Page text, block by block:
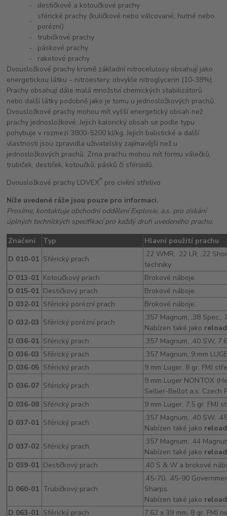
-
destičkové a kotoučkové prachy
-
sférické prachy (kuličkové nebo válcované, hutné nebo
porézní)
-
trubičkové prachy
-
páskové prachy
-
raketové prachy
Dvousložkové prachy kromě základní nitrocelulosy obsahují jako
energetickou látku – nitroestery, obvykle nitroglycerin (10-38%).
Prachy obsahují dále malá množství chemických stabilizátorů
nebo další látky podobně jako je tomu u jednosložkových prachů.
Dvousložkové prachy mohou mít vyšší energetický obsah než
prachy jednosložkové. Jejich kalorický obsah se podle typu
pohybuje v rozmezí 3800-5200 kJ/kg. Jejich balistické a další
vlastnosti jsou zpravidla uživatelsky zajímavější než u
jednosložkových prachů. Zrna prachu mohou mít formu válečků,
trubiček, destiček, kotoučků, pásků či sféroidů.
Dvousložkové prachy LOVEX® pro civilní střelivo
Níže uvedené ráže jsou pouze pro informaci.
Prosíme, kontaktuje obchodní oddělení Explosie, a.s. pro získání
úplných technických specifikací pro každý druh uvedeného prachu.
Značení
Typ
Hlavní použití prachu
D 010-01 Sférický prach
.22 WMR, .22 LR, .22
techniky
D 013-01 Kotoučkový prach
Brokové náboje.
D 015-01 Destičkový prach
Brokové náboje.
D 032-01 Sférický porézní prach
Brokové náboje.
D 032-03 Sférický porézní prach
.357 Magnum, .38 Spec.,
Nabízen také jako
D 036-01 Sférický prach
.357 Magnum, .40 SW,
D 036-03 Sférický prach
.357 Magnum, 9 mm
D 036-05 Sférický prach
9 mm Luger, 8 gr. FMJ
D 036-07 Sférický prach
9 mm Luger NONTOX
Sellier-Bellot a.s. Czech
D 036-08 Sférický prach
9 mm Luger, 7,5 gr. FMJ
D 037-01 Sférický prach
.357 Magnum, .40 SW,
Nabízen také jako
D 037-02 Sférický prach
.357 Magnum, .44
Nabízen také jako
D 039-01 Destičkový prach .40 S & W a brokové
D 060-01 Trubičkový prach
.45-70, .45-90
Sharps.
Nabízen také jako
D 063-01 Sférický prach 7.62 x 39 mm, 8 gr. FMJ